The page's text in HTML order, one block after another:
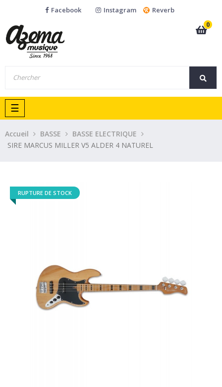
Facebook Instagram
Reverb
0
Basculer
la
navigation
☰
Accueil BASSE
BASSE ELECTRIQUE
SIRE MARCUS MILLER V5 ALDER 4 NATUREL
RUPTURE DE STOCK